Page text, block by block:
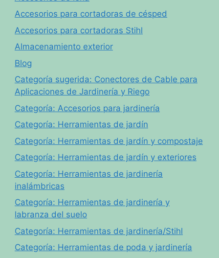
Accesorios para cortadoras de césped
Accesorios para cortadoras Stihl
Almacenamiento exterior
Blog
Categoría sugerida: Conectores de Cable para
Aplicaciones de Jardinería y Riego
Categoría: Accesorios para jardinería
Categoría: Herramientas de jardín
Categoría: Herramientas de jardín y compostaje
Categoría: Herramientas de jardín y exteriores
Categoría: Herramientas de jardinería
inalámbricas
Categoría: Herramientas de jardinería y
labranza del suelo
Categoría: Herramientas de jardinería/Stihl
Categoría: Herramientas de poda y jardinería